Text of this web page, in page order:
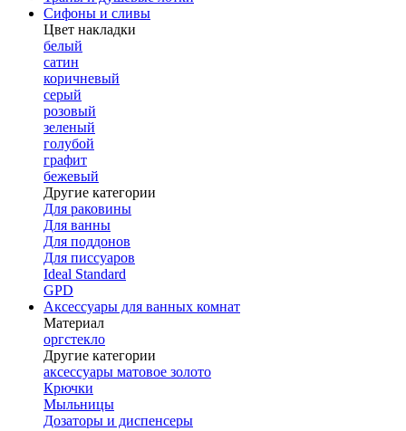
Сифоны и сливы
Цвет накладки
белый
сатин
коричневый
серый
розовый
зеленый
голубой
графит
бежевый
Другие категории
Для раковины
Для ванны
Для поддонов
Для писсуаров
Ideal Standard
GPD
Аксессуары для ванных комнат
Материал
оргстекло
Другие категории
аксессуары матовое золото
Крючки
Мыльницы
Дозаторы и диспенсеры